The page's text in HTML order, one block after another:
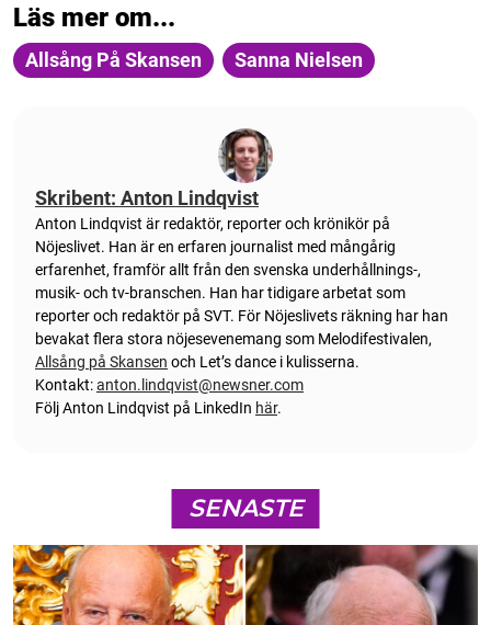
Läs mer om...
Allsång På Skansen Sanna Nielsen
Skribent: Anton Lindqvist
Anton Lindqvist är redaktör, reporter och krönikör på
Nöjeslivet. Han är en erfaren journalist med mångårig
erfarenhet, framför allt från den svenska underhållnings-,
musik- och tv-branschen. Han har tidigare arbetat som
reporter och redaktör på SVT. För Nöjeslivets räkning har han
bevakat flera stora nöjesevenemang som Melodifestivalen,
Allsång på Skansen och Let’s dance i kulisserna.
Kontakt:anton.lindqvist@newsner.com
Följ Anton Lindqvist på LinkedIn här.
SENASTE